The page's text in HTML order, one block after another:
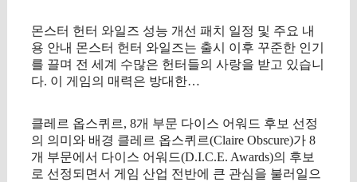
몬스터 헌터 와일즈 성능 개선 패치 일정 및 주요 내
용 안내 몬스터 헌터 와일즈는 출시 이후 꾸준한 인기
를 끌며 전 세계 수많은 헌터들의 사랑을 받고 있습니
다. 이 게임의 매력은 방대한…
클레르 옵스퀴르, 8개 부문 다이스 어워드 후보 선정
의 의미와 배경 클레르 옵스퀴르(Claire Obscure)가 8
개 부문에서 다이스 어워드(D.I.C.E. Awards)의 후보
로 선정되면서 게임 산업 전반에 큰 관심을 불러일으